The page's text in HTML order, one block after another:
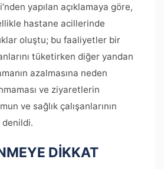
yapılan açıklamaya göre,
hastane acillerinde
oluştu; bu faaliyetler bir
tüketirken diğer yandan
azalmasına neden
ve ziyaretlerin
ve sağlık çalışanlarının
denildi.
DİKKAT